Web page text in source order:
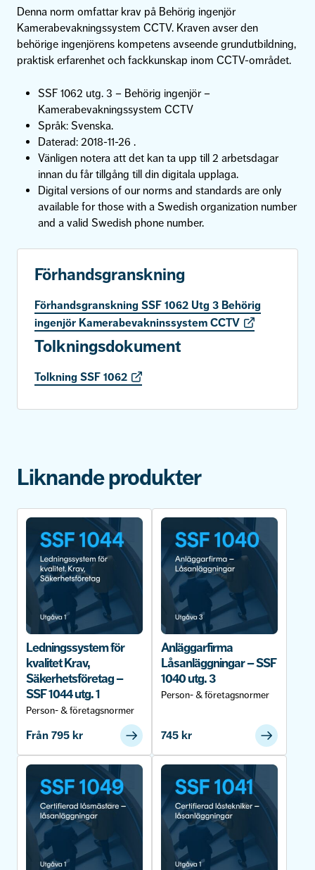
Denna norm omfattar krav på Behörig ingenjör
Kamerabevakningssystem CCTV. Kraven avser den
behörige ingenjörens kompetens avseende grundutbildning,
praktisk erfarenhet och fackkunskap inom CCTV-området.
SSF 1062 utg. 3 – Behörig ingenjör –
Kamerabevakningssystem CCTV
Språk: Svenska.
Daterad: 2018-11-26 .
Vänligen notera att det kan ta upp till 2 arbetsdagar
innan du får tillgång till din digitala upplaga.
Digital versions of our norms and standards are only
available for those with a Swedish organization number
and a valid Swedish phone number.
Förhandsgranskning
Förhandsgranskning SSF 1062 Utg 3 Behörig
ingenjör Kamerabevakninssystem CCTV
Tolkningsdokument
Tolkning SSF 1062
Liknande produkter
Ledningssystem för
kvalitet Krav,
Säkerhetsföretag –
SSF 1044 utg. 1
Person- & företagsnormer
Från 795 kr
Anläggarfirma
Låsanläggningar – SSF
1040 utg. 3
Person- & företagsnormer
745 kr